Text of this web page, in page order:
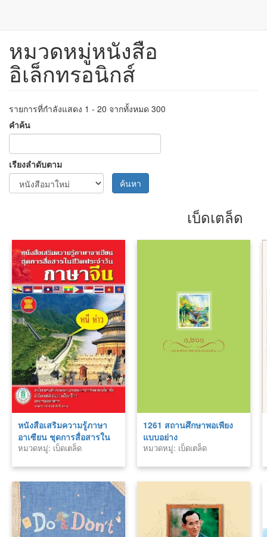
ข้าม
เนื้อหา
หมวดหมู่หนังสือ
อิเล็กทรอนิกส์
รายการที่กำลังแสดง 1 - 20 จากทั้งหมด 300
คำค้น
เรียงลำดับตาม
ค้นหา
เบ็ดเตล็ด
หนังสือเสริมความรู้ภาษา
อาเซียน ชุดการสื่อสารใน
ชีวิตประจำวัน ภาษาจีน
หมวดหมู่: เบ็ดเตล็ด
1261 สถานศึกษาพอเพียง
แบบอย่าง
หมวดหมู่: เบ็ดเตล็ด